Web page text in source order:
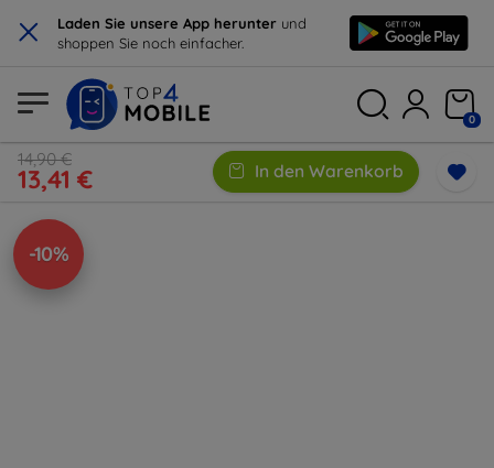
× Laden Sie unsere App herunter und
shoppen Sie noch einfacher.
0
14,90 €
13,41 € In den Warenkorb
-10%